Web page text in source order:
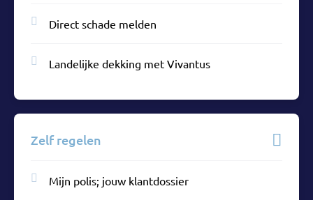
Direct schade melden
Landelijke dekking met Vivantus
Zelf regelen
Mijn polis; jouw klantdossier